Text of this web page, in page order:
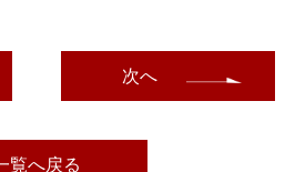
覧へ戻る
次へ